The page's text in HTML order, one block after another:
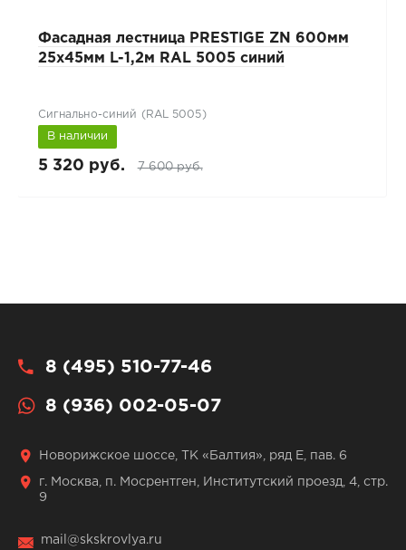
Фасадная лестница PRESTIGE ZN 600мм
25x45мм L-1,2м RAL 5005 синий
Сигнально-синий (RAL 5005)
В наличии
5 320 руб. 7 600 руб.
8 (495) 510-77-46
8 (936) 002-05-07
Новорижское шоссе, ТК «Балтия», ряд Е, пав. 6
г. Москва, п. Мосрентген, Институтский проезд, 4, стр.
9
mail@skskrovlya.ru